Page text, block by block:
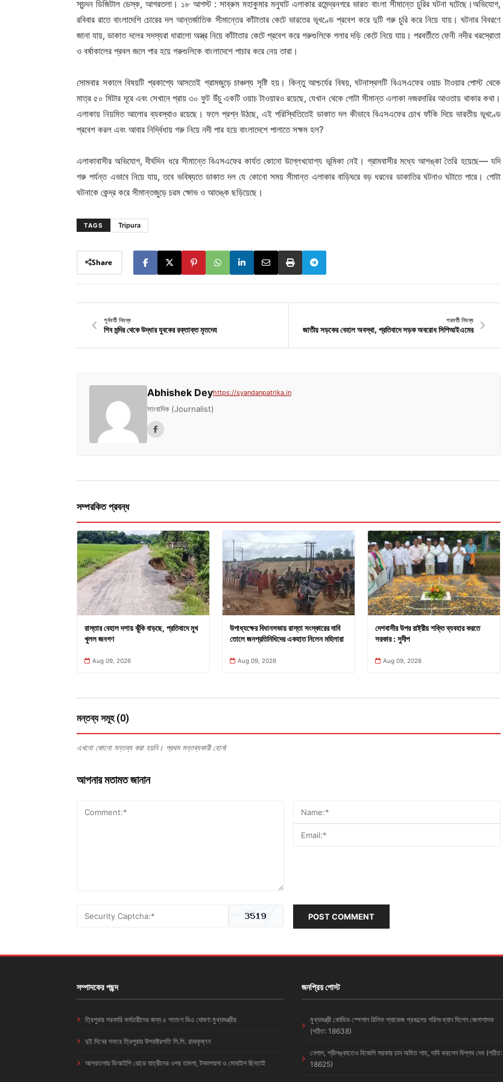
স্যন্দন ডিজিটাল ডেস্ক, আগরতলা। ১৮ আগস্ট : সাব্রুম মহাকুমার মনুঘাট এলাকার রমেন্দ্রনগরে ভারত বাংলা সীমান্তে চুরির ঘটনা ঘটেছে।অভিযোগ,
রবিবার রাতে বাংলাদেশি চোরের দল আন্তর্জাতিক সীমান্তের কাঁটাতার কেটে ভারতের ভূখণ্ডে প্রবেশ করে দুটি গরু চুরি করে নিয়ে যায়। ঘটনার বিবরণে
জানা যায়, ডাকাত দলের সদস্যরা ধারালো অস্ত্র নিয়ে কাঁটাতার কেটে প্রবেশ করে গরুগুলিকে গলার দড়ি কেটে নিয়ে যায়। পরবর্তীতে ফেনী নদীর খরস্রোতা
ও বর্ষাকালের প্রবল জলে পার হয়ে গরুগুলিকে বাংলাদেশে পাচার করে নেয় তারা।
সোমবার সকালে বিষয়টি প্রকাশ্যে আসতেই গ্রামজুড়ে চাঞ্চল্য সৃষ্টি হয়। কিন্তু আশ্চর্যের বিষয়, ঘটনাস্থলটি বিএসএফের ওয়াচ টাওয়ার পোস্ট থেকে
মাত্র ৫০ মিটার দূরে এবং সেখানে প্রায় ৩০ ফুট উঁচু একটি ওয়াচ টাওয়ারও রয়েছে, যেখান থেকে গোটা সীমান্ত এলাকা নজরদারির আওতায় থাকার কথা।
এলাকায় নিয়মিত আলোর ব্যবস্থাও রয়েছে। ফলে প্রশ্ন উঠছে, এই পরিস্থিতিতেই ডাকাত দল কীভাবে বিএসএফের চোখ ফাঁকি দিয়ে ভারতীয় ভূখণ্ডে
প্রবেশ করল এবং আবার নির্দ্বিধায় গরু নিয়ে নদী পার হয়ে বাংলাদেশে পালাতে সক্ষম হল?
এলাকাবাসীর অভিযোগ, দীর্ঘদিন ধরে সীমান্তে বিএসএফের কার্যত কোনো উল্লেখযোগ্য ভূমিকা নেই। গ্রামবাসীর মধ্যে আশঙ্কা তৈরি হয়েছে— যদি
গরু পর্যন্ত এভাবে নিয়ে যায়, তবে ভবিষ্যতে ডাকাত দল যে কোনো সময় সীমান্ত এলাকার বাড়িঘরে বড় ধরনের ডাকাতির ঘটনাও ঘটাতে পারে। গোটা
ঘটনাকে কেন্দ্র করে সীমান্তজুড়ে চরম ক্ষোভ ও আতঙ্ক ছড়িয়েছে।
TAGS Tripura
Share
পূর্ববর্তী নিবন্ধ
শিব মন্দির থেকে উদ্ধার যুবকের রক্তাক্ত মৃতদেহ
পরবর্তী নিবন্ধ
জাতীয় সড়কের বেহাল অবস্থা, প্রতিবাদে সড়ক অবরোধ সিপিআইএমের
Abhishek Deyhttps://syandanpatrika.in
সাংবাদিক (Journalist)
সম্পরকিত প্রবন্ধ
রাস্তার বেহাল দশায় ঝুঁকি বাড়ছে, প্রতিবাদে মুখ
খুলল জনগণ
Aug 09, 2026
উপাধ্যক্ষের বিধানসভায় রাস্তা সংস্কারের দাবি
তোলে জনপ্রতিনিধিদের একহাত নিলেন মহিলারা
Aug 09, 2026
দেশবাসীর উপর রাষ্ট্রীয় শক্তি ব্যবহার করতে
সরকার : সুদীপ
Aug 09, 2026
মন্তব্য সমূহ (0)
এখনো কোনো মন্তব্য করা হয়নি। প্রথম মন্তব্যকারী হোন!
আপনার মতামত জানান
POST COMMENT
সম্পাদকের পছন্দ
ত্রিপুরার সরকারি কর্মচারীদের জন্য ৫ শতাংশ ডিএ ঘোষণা মুখ্যমন্ত্রীর
দুই দিনের সফরে ত্রিপুরায় উপরাষ্ট্রপতি সি.পি. রাধাকৃষ্ণন
আগরতলায় ভিআইপি রোডে যাত্রীদের ওপর হামলা, টাকাপয়সা ও মোবাইল ছিনতাই
জনপ্রিয় পোস্ট
মুখ্যমন্ত্রী কোভিড স্পেশাল রিলিফ প্যাকেজ প্রকল্পের পরিসংখ্যান দিলেন জেলাশাসক
(পঠিত: 18638)
নেপাল, শ্রীলঙ্কাতেও বিজেপি সরকার চান অমিত শাহ, দাবি করলেন বিপ্লব দেব (পঠিত:
18625)